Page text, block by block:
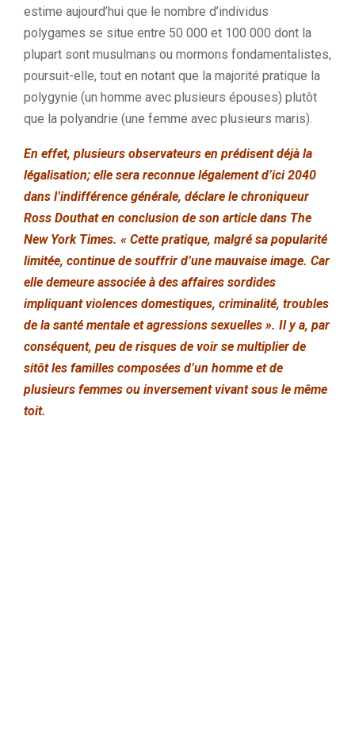
estime aujourd’hui que le nombre d’individus
polygames se situe entre 50 000 et 100 000 dont la
plupart sont musulmans ou mormons fondamentalistes,
poursuit-elle, tout en notant que la majorité pratique la
polygynie (un homme avec plusieurs épouses) plutôt
que la polyandrie (une femme avec plusieurs maris).
En effet, plusieurs observateurs en prédisent déjà la
légalisation; elle sera reconnue légalement d’ici 2040
dans l’indifférence générale, déclare le chroniqueur
Ross Douthat en conclusion de son article dans The
New York Times. « Cette pratique, malgré sa popularité
limitée, continue de souffrir d’une mauvaise image. Car
elle demeure associée à des affaires sordides
impliquant violences domestiques, criminalité, troubles
de la santé mentale et agressions sexuelles ». Il y a, par
conséquent, peu de risques de voir se multiplier de
sitôt les familles composées d’un homme et de
plusieurs femmes ou inversement vivant sous le même
toit.